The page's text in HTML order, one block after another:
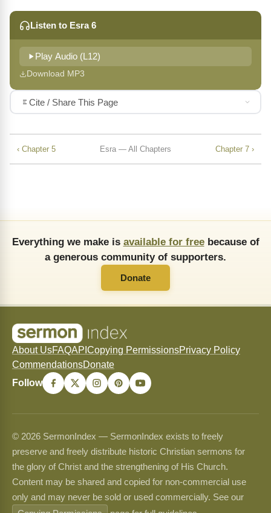
Listen to Esra 6
Play Audio (L12)
Download MP3
Cite / Share This Page
‹ Chapter 5 Esra — All Chapters Chapter 7 ›
Everything we make is available for freebecause of
a generous community of supporters.
Donate
About UsFAQAPI Copying PermissionsPrivacy Policy
CommendationsDonate
Follow
© 2026 SermonIndex — SermonIndex exists to freely
preserve and freely distribute historic Christian sermons for
the glory of Christ and the strengthening of His Church.
Content may be shared and copied for non-commercial use
only and may never be sold or used commercially. See our